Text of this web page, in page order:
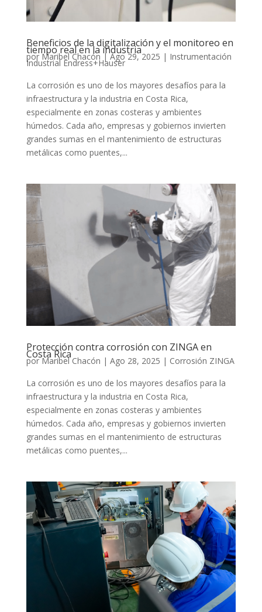
Beneficios de la digitalización y el monitoreo en
tiempo real en la industria
porMaribel Chacón |Ago 29, 2025 | Instrumentación
Industrial Endress+Hauser
La corrosión es uno de los mayores desafíos para la
infraestructura y la industria en Costa Rica,
especialmente en zonas costeras y ambientes
húmedos. Cada año, empresas y gobiernos invierten
grandes sumas en el mantenimiento de estructuras
metálicas como puentes,...
Protección contra corrosión con ZINGA en
Costa Rica
porMaribel Chacón | Ago 28, 2025 | Corrosión ZINGA
La corrosión es uno de los mayores desafíos para la
infraestructura y la industria en Costa Rica,
especialmente en zonas costeras y ambientes
húmedos. Cada año, empresas y gobiernos invierten
grandes sumas en el mantenimiento de estructuras
metálicas como puentes,...